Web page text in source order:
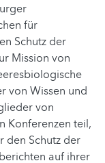
für
Schutz der
Mission von
von Wissen und
von
Konferenzen teil,
den Schutz der
auf ihrer